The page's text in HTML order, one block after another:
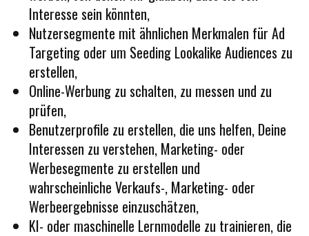
Interesse sein könnten,
Nutzersegmente mit ähnlichen Merkmalen für Ad
Targeting oder um Seeding Lookalike Audiences zu
erstellen,
Online-Werbung zu schalten, zu messen und zu
prüfen,
Benutzerprofile zu erstellen, die uns helfen, Deine
Interessen zu verstehen, Marketing- oder
Werbesegmente zu erstellen und
wahrscheinliche Verkaufs-, Marketing- oder
Werbeergebnisse einzuschätzen,
KI- oder maschinelle Lernmodelle zu trainieren, die